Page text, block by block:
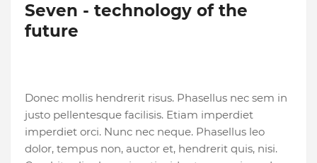
Seven - technology of the
future
Donec mollis hendrerit risus. Phasellus nec sem in
justo pellentesque facilisis. Etiam imperdiet
imperdiet orci. Nunc nec neque. Phasellus leo
dolor, tempus non, auctor et, hendrerit quis, nisi.